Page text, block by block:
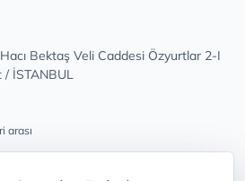
Bektaş Veli Caddesi Özyurtlar 2-I
İSTANBUL
arası